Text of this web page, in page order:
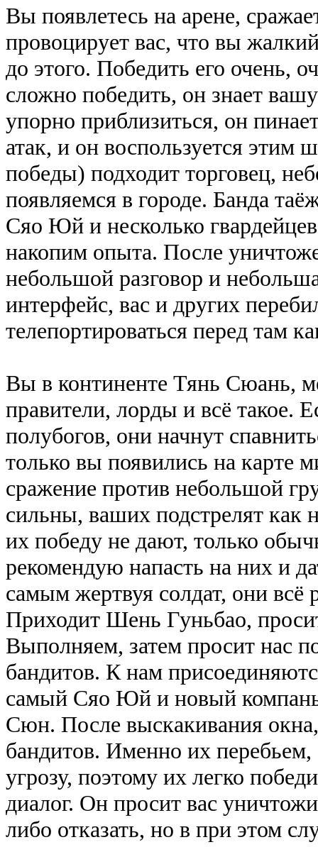
Вы появлетесь на арене,
провоцирует вас, что вы
до этого. Победить его
сложно победить, он знает
упорно приблизиться, он
атак, и он воспользуется
победы) подходит торговец,
появляемся в городе. Банда
Сяо Юй и несколько
накопим опыта. После
небольшой разговор и
интерфейс, вас и других
телепортироваться перед там
Вы в континенте Тянь Сюань,
правители, лорды и всё такое.
полубогов, они начнут
только вы появились на карте
сражение против небольшой
сильны, ваших подстрелят как
их победу не дают, только
рекомендую напасть на них и
самым жертвуя солдат, они всё
Приходит Шень Гуньбао,
Выполняем, затем просит нас
бандитов. К нам
самый Сяо Юй и новый
Сюн. После выскакивания
бандитов. Именно их
угрозу, поэтому их легко
диалог. Он просит вас
либо отказать, но в при этом